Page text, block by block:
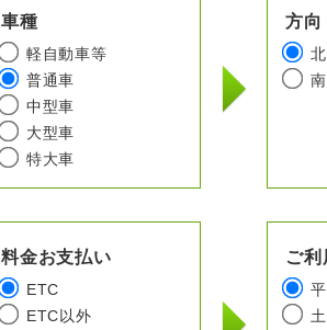
車種
軽自動車等
普通車
中型車
大型車
特大車
方向
料金お支払い
ETC
ETC以外
ご利